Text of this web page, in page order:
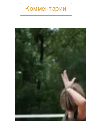
Комментарии